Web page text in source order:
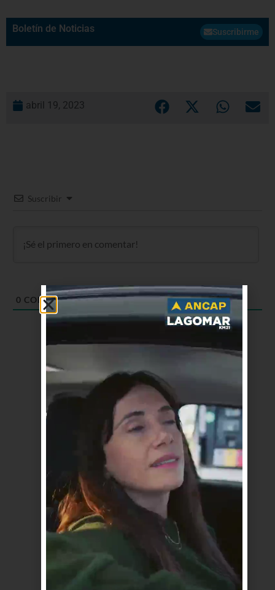
Boletín de Noticias Suscribirme
abril 19, 2023
Suscribir
0 COMENTARIOS